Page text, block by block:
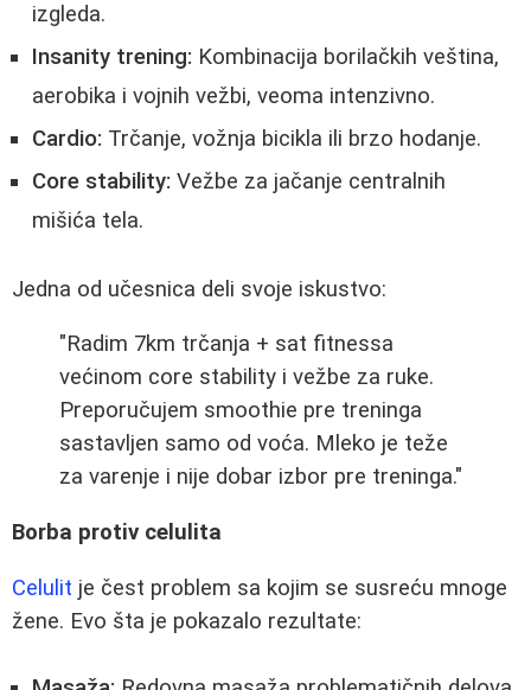
izgleda.
Insanity trening: Kombinacija borilačkih veština,
aerobika i vojnih vežbi, veoma intenzivno.
Cardio: Trčanje, vožnja bicikla ili brzo hodanje.
Core stability: Vežbe za jačanje centralnih
mišića tela.
Jedna od učesnica deli svoje iskustvo:
"Radim 7km trčanja + sat fitnessa
većinom core stability i vežbe za ruke.
Preporučujem smoothie pre treninga
sastavljen samo od voća. Mleko je teže
za varenje i nije dobar izbor pre treninga."
Borba protiv celulita
Celulit je čest problem sa kojim se susreću mnoge
žene. Evo šta je pokazalo rezultate: